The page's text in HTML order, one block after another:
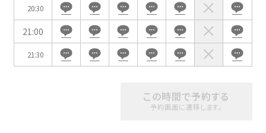
20:30
21:00
21:30
この時間で予約する
予約画面に遷移します。